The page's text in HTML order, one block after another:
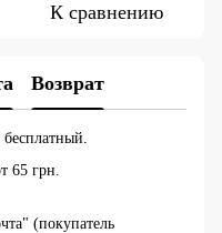
К сравнению
Возврат
65 грн.
(покупатель